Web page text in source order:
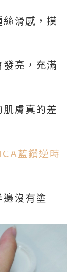
滑感，摸
亮，充滿
膚真的差
藍鑽逆時
沒有塗